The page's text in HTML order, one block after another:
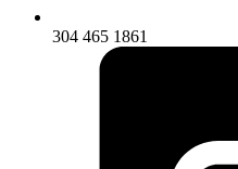
304 465 1861